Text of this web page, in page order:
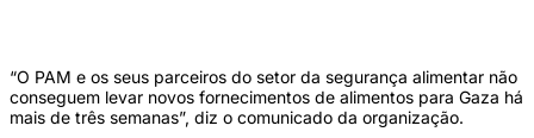
“O PAM e os seus parceiros do setor da segurança alimentar não
conseguem levar novos fornecimentos de alimentos para Gaza há
mais de três semanas”, diz o comunicado da organização.